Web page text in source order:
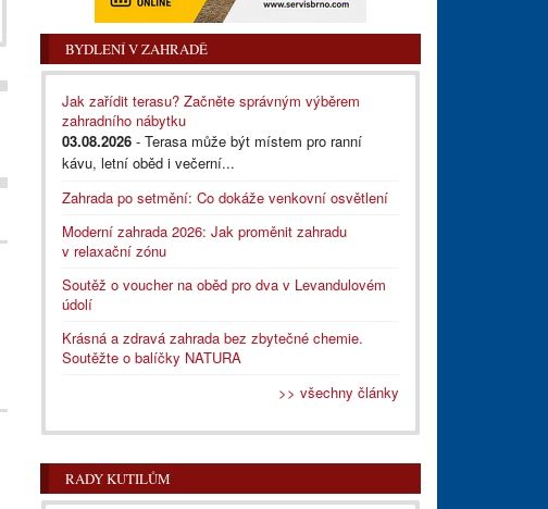
BYDLENÍ V ZAHRADĚ
Jak zařídit terasu? Začněte správným výběrem
zahradního nábytku
03.08.2026 - Terasa může být místem pro ranní
kávu, letní oběd i večerní...
Zahrada po setmění: Co dokáže venkovní osvětlení
Moderní zahrada 2026: Jak proměnit zahradu
v relaxační zónu
Soutěž o voucher na oběd pro dva v Levandulovém
údolí
Krásná a zdravá zahrada bez zbytečné chemie.
Soutěžte o balíčky NATURA
>> všechny články
RADY KUTILŮM